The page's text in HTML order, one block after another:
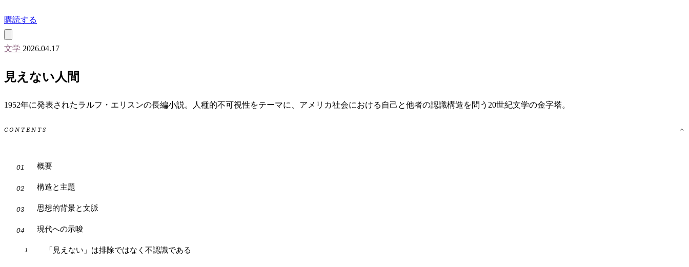
購読する
文学 2026.04.17
見えない人間
1952年に発表されたラルフ・エリスンの長編小説。人種的不可視性をテーマに、アメリカ社会における自己と他者の認識構造を問う20世紀文学の金字塔。
CONTENTS
概要
構造と主題
思想的背景と文脈
現代への示唆
「見えない」は排除ではなく不認識である